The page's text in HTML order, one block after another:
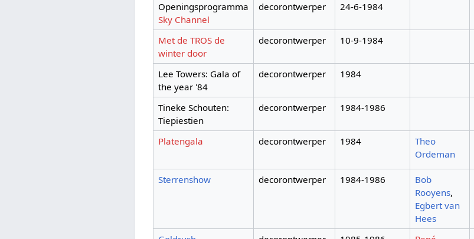
Openingsprogramma
Sky Channel
decorontwerper 24-6-1984
Met de TROS de
winter door
decorontwerper 10-9-1984
Lee Towers: Gala of
the year '84
decorontwerper 1984
Tineke Schouten:
Tiepiestien
decorontwerper 1984-1986
Platengala decorontwerper 1984
Theo
Ordeman
Sterrenshow decorontwerper 1984-1986
Bob
Rooyens,
Egbert van
Hees